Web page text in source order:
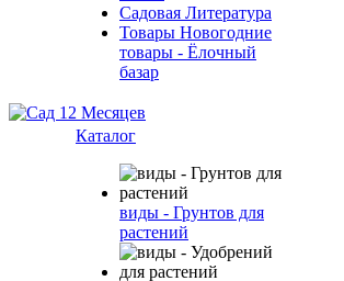
Садовая Литература
Товары Новогодние
товары - Ёлочный
базар
Каталог
виды - Грунтов для
растений